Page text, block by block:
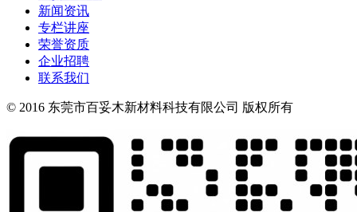
新闻资讯
专栏讲座
荣誉资质
企业招聘
联系我们
© 2016 东莞市百妥木新材料科技有限公司 版权所有